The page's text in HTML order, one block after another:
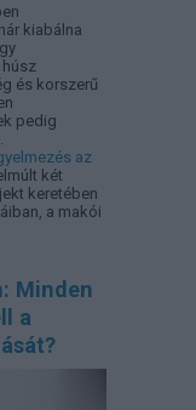
kiabálna
és korszerű
pedig
az
két
keretében
a makói
Minden
a